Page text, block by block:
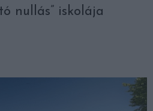
nullás” iskolája